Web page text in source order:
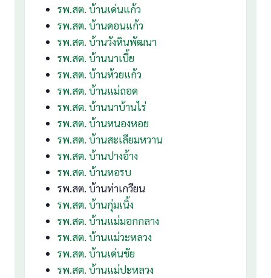
รพ.สต. บ้านเด่นแก้ว
รพ.สต. บ้านดอนแก้ว
รพ.สต. บ้านวังหินพัฒนา
รพ.สต. บ้านนาเบี้ย
รพ.สต. บ้านห้วยแก้ว
รพ.สต. บ้านแม่ถอด
รพ.สต. บ้านนาบ้านไร่
รพ.สต. บ้านหนองหอย
รพ.สต. บ้านสะเลียมหวาน
รพ.สต. บ้านปางอ้าง
รพ.สต. บ้านหอรบ
รพ.สต. บ้านท่าเกวียน
รพ.สต. บ้านกุ่มเนิ้ง
รพ.สต. บ้านแม่มอกกลาง
รพ.สต. บ้านแม่วะหลวง
รพ.สต. บ้านเด่นชัย
รพ.สต. บ้านแม่ปะหลวง